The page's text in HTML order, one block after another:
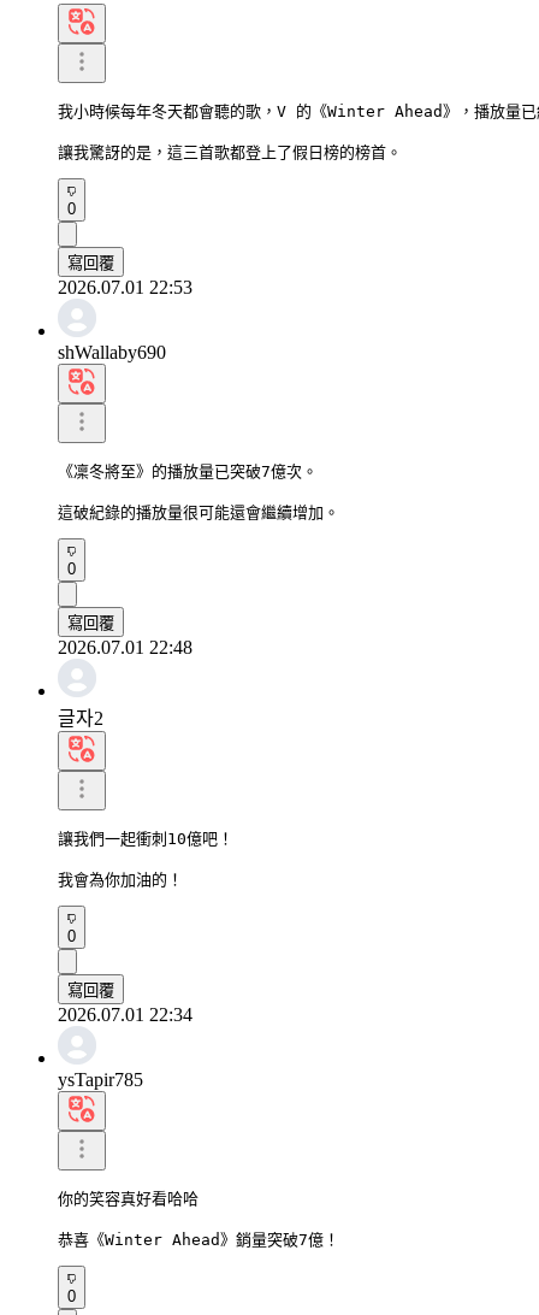
我小時候每年冬天都會聽的歌，V 的《Winter Ahead》，播放量已
讓我驚訝的是，這三首歌都登上了假日榜的榜首。
0
寫回覆
2026.07.01 22:53
shWallaby690
《凜冬將至》的播放量已突破7億次。
這破紀錄的播放量很可能還會繼續增加。
0
寫回覆
2026.07.01 22:48
글자2
讓我們一起衝刺10億吧！
我會為你加油的！
0
寫回覆
2026.07.01 22:34
ysTapir785
你的笑容真好看哈哈
恭喜《Winter Ahead》銷量突破7億！
0